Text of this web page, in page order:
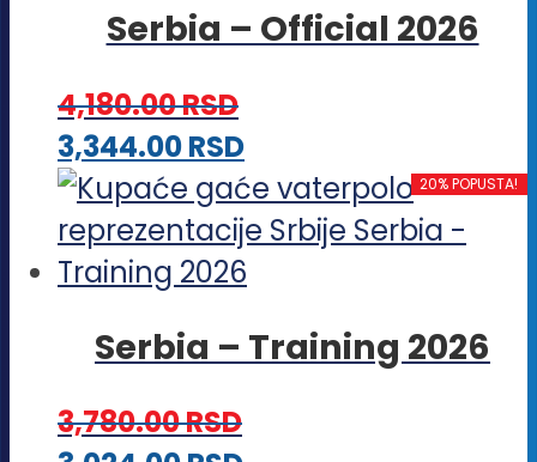
proizvoda.
varijanti.
biti
izabrane
na
stranici
proizvoda.
Serbia – Official 2026
4,180.00RSD
3,344.00RSDOvaj
proizvod
ima
više
Opcije
20% POPUSTA!
Serbia – Training 2026
3,780.00RSD